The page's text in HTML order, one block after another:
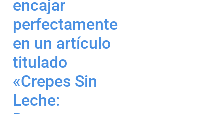
encajar
perfectamente
en un artículo
titulado
«Crepes Sin
Leche: